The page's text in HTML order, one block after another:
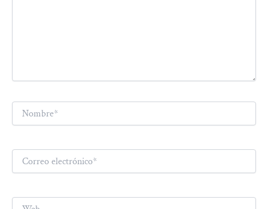
electrónico*
Web